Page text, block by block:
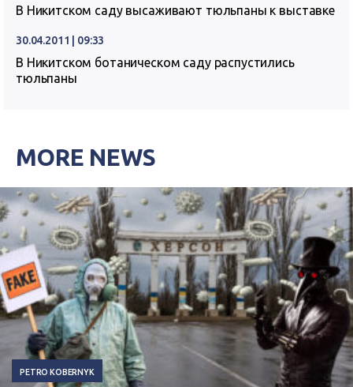
В Никитском саду высаживают тюльпаны к выставке
30.04.2011 | 09:33
В Никитском ботаническом саду распустились
тюльпаны
MORE NEWS
PETRO KOBERNYK